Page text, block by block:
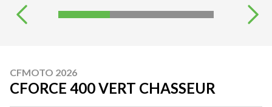
CFMOTO 2026
CFORCE 400 VERT CHASSEUR